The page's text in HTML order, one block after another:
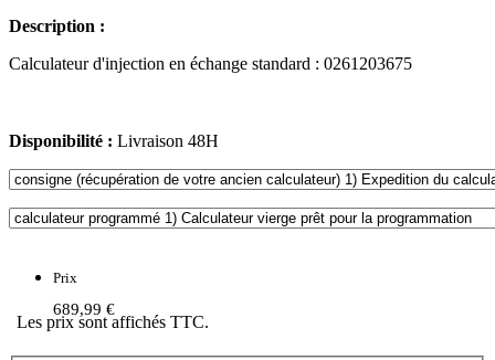
Description :
Calculateur d'injection en échange standard : 0261203675
Disponibilité : Livraison 48H
Prix
689,99 €
Les prix sont affichés TTC.